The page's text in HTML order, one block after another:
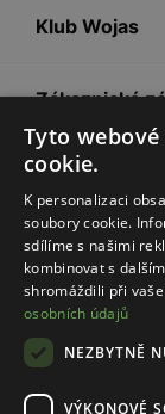
Klub Wojas
Zákaznická
Společnost
Rady
Tyto
cookie.
K personalizaci
soubory cookie.
sdílíme s našimi
kombinovat s
shromáždili při
osobních údajů
NEZBYTNĚ
VÝKONOVÉ